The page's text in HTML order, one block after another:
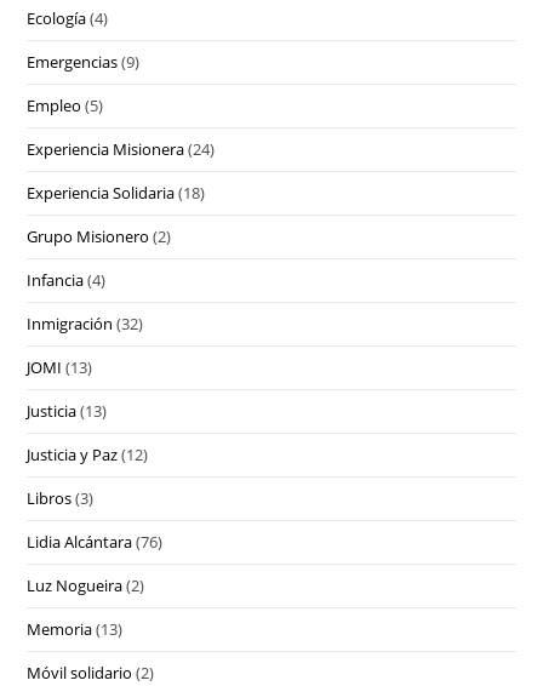
Ecología(4)
Emergencias(9)
Empleo (5)
Experiencia Misionera(24)
Experiencia Solidaria(18)
Grupo Misionero (2)
Infancia(4)
Inmigración (32)
JOMI (13)
Justicia(13)
Justicia y Paz(12)
Libros(3)
Lidia Alcántara(76)
Luz Nogueira(2)
Memoria(13)
Móvil solidario (2)